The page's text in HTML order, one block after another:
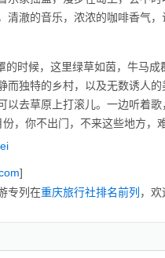
澈的音乐，浓浓的咖啡香气，
时候，这里绿草如茵，牛马
而独特的乡村，以及无数诱
以去草原上打滚儿。一边听着
，你不出门，不来这些地方，
]
专列在重庆旅行社排名前列 ，欢